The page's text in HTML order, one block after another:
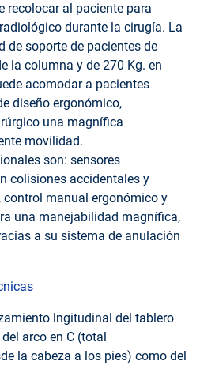
recolocar al paciente para
durante la cirugía. La
de soporte de pacientes de
la columna y de 270 Kg. en
acomodar a pacientes
diseño ergonómico,
una magnífica
movilidad.
son: sensores
colisiones accidentales y
manual ergonómico y
una manejabilidad magnífica,
a su sistema de anulación
lngitudinal del tablero
arco en C (total
la cabeza a los pies) como del